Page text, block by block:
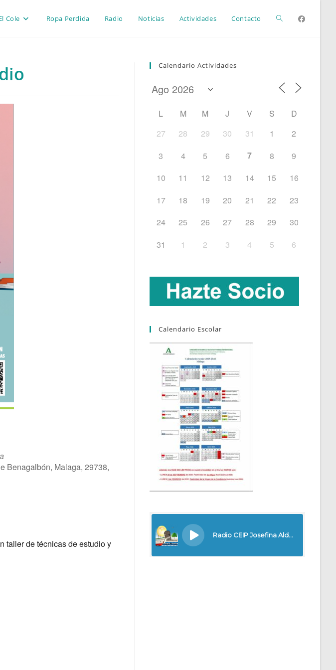
Cole Ropa Perdida Radio Noticias Actividades Contacto Alternar
de
Outlook Live
Benagalbón, Malaga, 29738,
taller de técnicas de estudio y
Calendario Actividades
L M M J V S
D
27
28 29 30 31 1
2
3
4 5 6 7 8
9
10
11 12 13 14 15
16
17
18 19 20 21 22
23
24
25 26 27 28 29
30
31
1 2 3 4 5 6
Calendario Escolar